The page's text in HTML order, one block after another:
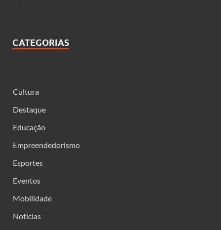
CATEGORIAS
Cultura
Destaque
Educação
Empreendedorismo
Esportes
Eventos
Mobilidade
Notícias